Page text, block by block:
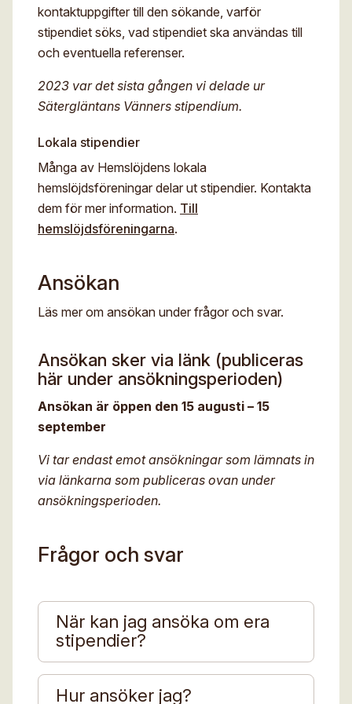
kontaktuppgifter till den sökande, varför
stipendiet söks, vad stipendiet ska användas till
och eventuella referenser.
2023 var det sista gången vi delade ur
Sätergläntans Vänners stipendium.
Lokala stipendier
Många av Hemslöjdens lokala
hemslöjdsföreningar delar ut stipendier. Kontakta
dem för mer information. Till
hemslöjdsföreningarna.
Ansökan
Läs mer om ansökan under frågor och svar.
Ansökan sker via länk (publiceras
här under ansökningsperioden)
Ansökan är öppen den 15 augusti – 15
september
Vi tar endast emot ansökningar som lämnats in
via länkarna som publiceras ovan under
ansökningsperioden.
Frågor och svar
När kan jag ansöka om era
stipendier?
Ansökningstiden är 15 augusti tom 15
september årligen.
Hur ansöker jag?